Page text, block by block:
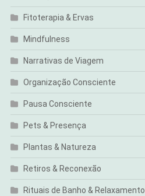
Fitoterapia & Ervas
Mindfulness
Narrativas de Viagem
Organização Consciente
Pausa Consciente
Pets & Presença
Plantas & Natureza
Retiros & Reconexão
Rituais de Banho & Relaxamento